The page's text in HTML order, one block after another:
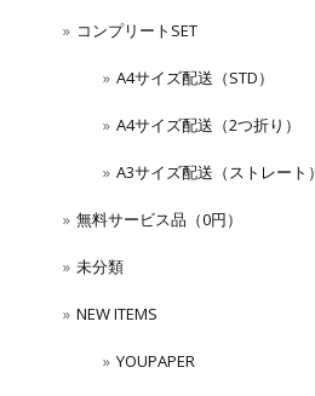
コンプリートSET
A4サイズ配送（STD）
A4サイズ配送（2つ折り）
A3サイズ配送（ストレート）
無料サービス品（0円）
未分類
NEW ITEMS
YOUPAPER